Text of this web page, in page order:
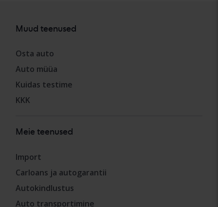
Muud teenused
Osta auto
Auto müüa
Kuidas testime
KKK
Meie teenused
Import
Carloans ja autogarantii
Autokindlustus
Auto transportimine